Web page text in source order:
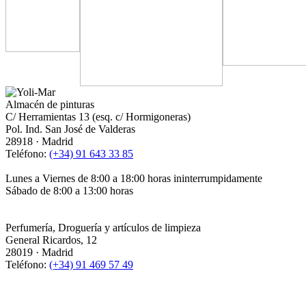
Almacén de pinturas
C/ Herramientas 13 (esq. c/ Hormigoneras)
Pol. Ind. San José de Valderas
28918 · Madrid
Teléfono: (+34) 91 643 33 85
Lunes a Viernes de 8:00 a 18:00 horas ininterrumpidamente
Sábado de 8:00 a 13:00 horas
Perfumería, Droguería y artículos de limpieza
General Ricardos, 12
28019 · Madrid
Teléfono: (+34) 91 469 57 49